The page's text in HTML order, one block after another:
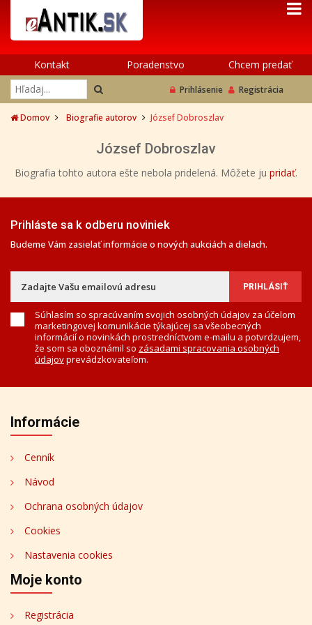
Kontakt Poradenstvo Chcem predať
Prihlásenie Registrácia
Domov Biografie autorov József Dobroszlav
József Dobroszlav
Biografia tohto autora ešte nebola pridelená. Môžete ju pridať.
Prihláste sa k odberu noviniek
Budeme Vám zasielať informácie o nových aukciách a dielach.
Súhlasím so spracúvaním svojich osobných údajov za účelom
marketingovej komunikácie týkajúcej sa všeobecných
informácií o novinkách prostredníctvom e-mailu a potvrdzujem,
že som sa oboznámil so zásadami spracovania osobných
údajovprevádzkovateľom.
Informácie
Cenník
Návod
Ochrana osobných údajov
Cookies
Nastavenia cookies
Moje konto
Registrácia